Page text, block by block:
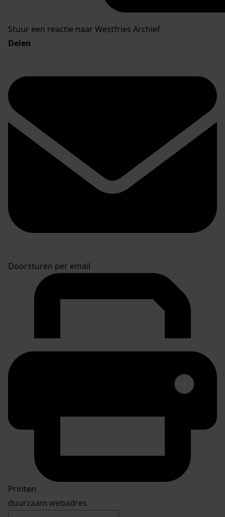
Stuur een reactie naar Westfries Archief
Delen
Doorsturen per email
Printen
duurzaam webadres